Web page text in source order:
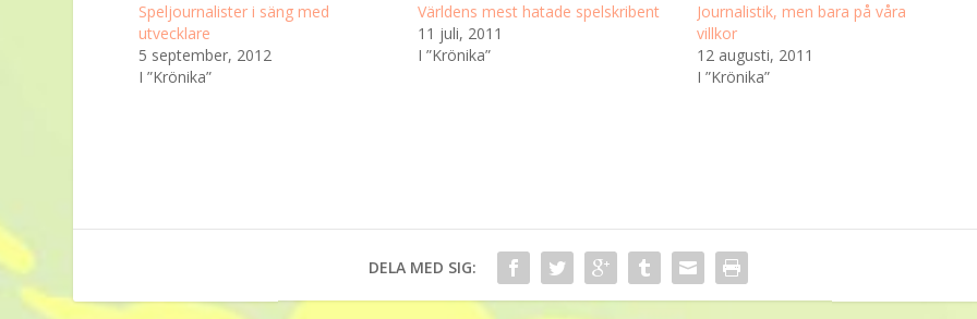
Speljournalister i säng med
utvecklare
5 september, 2012
I ”Krönika”
Världens mest hatade spelskribent
11 juli, 2011
I ”Krönika”
Journalistik, men bara på våra
villkor
12 augusti, 2011
I ”Krönika”
DELA MED SIG: